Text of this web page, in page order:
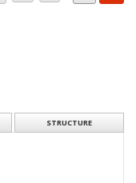
STRUCTURE